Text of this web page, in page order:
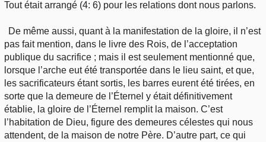
Tout était arrangé (4: 6) pour les relations dont nous parlons.
De même aussi, quant à la manifestation de la gloire, il n’est
pas fait mention, dans le livre des Rois, de l’acceptation
publique du sacrifice ; mais il est seulement mentionné que,
lorsque l’arche eut été transportée dans le lieu saint, et que,
les sacrificateurs étant sortis, les barres eurent été tirées, en
sorte que la demeure de l’Éternel y était définitivement
établie, la gloire de l’Éternel remplit la maison. C’est
l’habitation de Dieu, figure des demeures célestes qui nous
attendent, de la maison de notre Père. D’autre part, ce qui